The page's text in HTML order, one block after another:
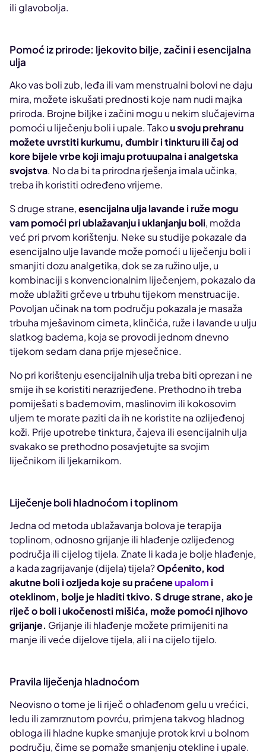
ili glavobolja.
Pomoć iz prirode: ljekovito bilje, začini i esencijalna
ulja
Ako vas boli zub, leđa ili vam menstrualni bolovi ne daju
mira, možete iskušati prednosti koje nam nudi majka
priroda. Brojne biljke i začini mogu u nekim slučajevima
pomoći u liječenju boli i upale. Takou svoju prehranu
možete uvrstiti kurkumu, đumbir i tinkturu ili čaj od
kore bijele vrbe koji imaju protuupalna i analgetska
svojstva. No da bi ta prirodna rješenja imala učinka,
treba ih koristiti određeno vrijeme.
S druge strane,esencijalna ulja lavande i ruže mogu
vam pomoći pri ublažavanju i uklanjanju boli, možda
već pri prvom korištenju. Neke su studije pokazale da
esencijalno ulje lavande može pomoći u liječenju boli i
smanjiti dozu analgetika, dok se za ružino ulje, u
kombinaciji s konvencionalnim liječenjem, pokazalo da
može ublažiti grčeve u trbuhu tijekom menstruacije.
Povoljan učinak na tom području pokazala je masaža
trbuha mješavinom cimeta, klinčića, ruže i lavande u ulju
slatkog badema, koja se provodi jednom dnevno
tijekom sedam dana prije mjesečnice.
No pri korištenju esencijalnih ulja treba biti oprezan i ne
smije ih se koristiti nerazrijeđene. Prethodno ih treba
pomiješati s bademovim, maslinovim ili kokosovim
uljem te morate paziti da ih ne koristite na ozlijeđenoj
koži. Prije upotrebe tinktura, čajeva ili esencijalnih ulja
svakako se prethodno posavjetujte sa svojim
liječnikom ili ljekarnikom.
Liječenje boli hladnoćom i toplinom
Jedna od metoda ublažavanja bolova je terapija
toplinom, odnosno grijanje ili hlađenje ozlijeđenog
područja ili cijelog tijela. Znate li kada je bolje hlađenje,
a kada zagrijavanje (dijela) tijela?Općenito, kod
akutne boli i ozljeda koje su praćeneupalom i
oteklinom, bolje je hladiti tkivo. S druge strane, ako je
riječ o boli i ukočenosti mišića, može pomoći njihovo
grijanje. Grijanje ili hlađenje možete primijeniti na
manje ili veće dijelove tijela, ali i na cijelo tijelo.
Pravila liječenja hladnoćom
Neovisno o tome je li riječ o ohlađenom gelu u vrećici,
ledu ili zamrznutom povrću, primjena takvog hladnog
obloga ili hladne kupke smanjuje protok krvi u bolnom
području, čime se pomaže smanjenju otekline i upale.